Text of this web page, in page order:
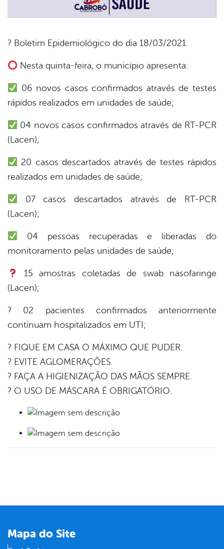
? Boletim Epidemiológico do dia 18/03/2021.
Nesta quinta-feira, o município apresenta:
06 novos casos confirmados através de testes
rápidos realizados em unidades de saúde;
04 novos casos confirmados através de RT-PCR
(Lacen);
20 casos descartados através de testes rápidos
realizados em unidades de saúde;
07 casos descartados através de RT-PCR
(Lacen);
04 pessoas recuperadas e liberadas do
monitoramento pelas unidades de saúde;
15 amostras coletadas de swab nasofaringe
(Lacen);
? 02 pacientes confirmados anteriormente
continuam hospitalizados em UTI;
? FIQUE EM CASA O MÁXIMO QUE PUDER.
? EVITE AGLOMERAÇÕES.
? FAÇA A HIGIENIZAÇÃO DAS MÃOS SEMPRE.
? O USO DE MÁSCARA É OBRIGATÓRIO.
Mapa do Site